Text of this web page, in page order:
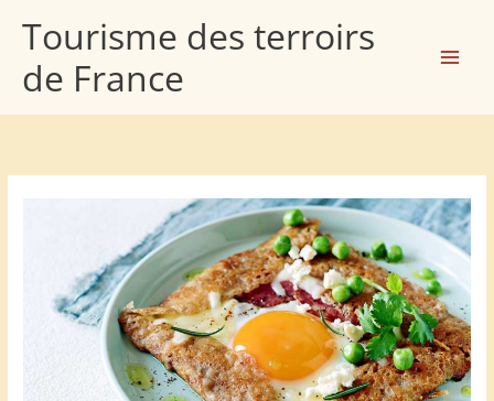
contenu
Tourisme des terroirs
de France